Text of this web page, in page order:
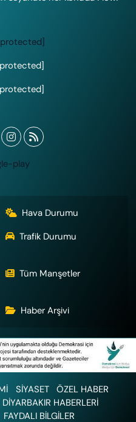
Hava Durumu
Trafik Durumu
Tüm Manşetler
Haber Arşivi
SİYASET
ÖZEL HABER
HABERLERİ
FAYDALI BİLGİLER